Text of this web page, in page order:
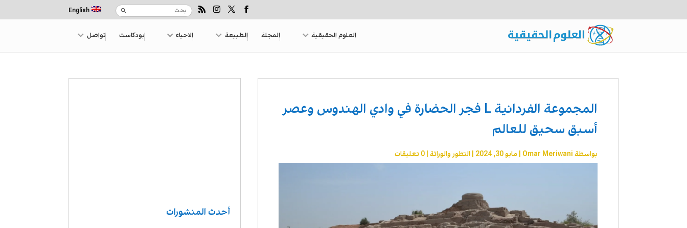
English
العلوم الحقيقية المجلة الطبيعة الاحياء بودكاست تواصل
أحدث المنشورات
المجموعة الفردانية L فجر الحضارة في وادي الهندوس وعصر
أسبق سحيق للعالم
بواسطة Omar Meriwani
| مايو 30, 2024 |التطور والوراثة |0 تعليقات